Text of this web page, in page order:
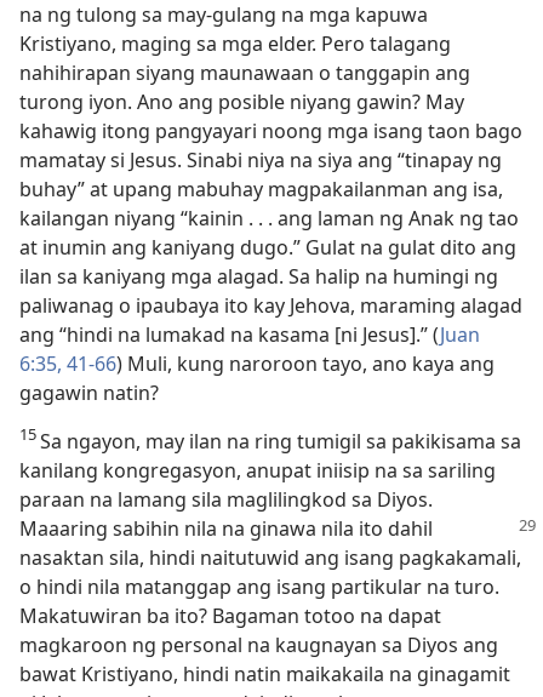
na ng tulong sa may-gulang na mga kapuwa
Kristiyano, maging sa mga elder. Pero talagang
nahihirapan siyang maunawaan o tanggapin ang
turong iyon. Ano ang posible niyang gawin? May
kahawig itong pangyayari noong mga isang taon bago
mamatay si Jesus. Sinabi niya na siya ang “tinapay ng
buhay” at upang mabuhay magpakailanman ang isa,
kailangan niyang “kainin . . . ang laman ng Anak ng tao
at inumin ang kaniyang dugo.” Gulat na gulat dito ang
ilan sa kaniyang mga alagad. Sa halip na humingi ng
paliwanag o ipaubaya ito kay Jehova, maraming alagad
ang “hindi na lumakad na kasama [ni Jesus].” (Juan
6:35, 41-66) Muli, kung naroroon tayo, ano kaya ang
gagawin natin?
15Sa ngayon, may ilan na ring tumigil sa pakikisama sa
kanilang kongregasyon, anupat iniisip na sa sariling
paraan na lamang sila maglilingkod sa Diyos.
Maaaring sabihin nila na ginawa nila ito dahil
nasaktan sila, hindi naitutuwid ang isang pagkakamali,
o hindi nila matanggap ang isang partikular na turo.
Makatuwiran ba ito? Bagaman totoo na dapat
magkaroon ng personal na kaugnayan sa Diyos ang
bawat Kristiyano, hindi natin maikakaila na ginagamit